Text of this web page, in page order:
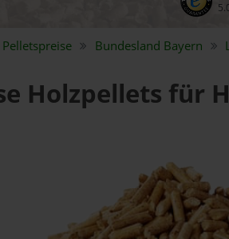
Pelletspreise Bundesland Bayern
Holzpellets für